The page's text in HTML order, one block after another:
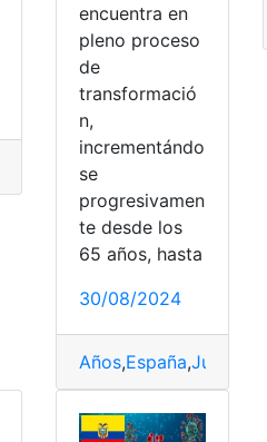
Mortalidad
encuentra en
pleno proceso
de
transformació
n,
incrementándo
se
progresivamen
te desde los
65 años, hasta
30/08/2024
Años,España,Jubilación